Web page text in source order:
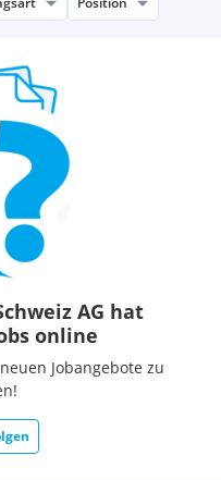
AG hat
online
Jobangebote zu